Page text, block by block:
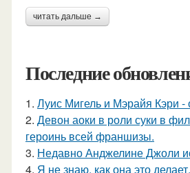
читать дальше →
Последние
1. Луис Мигель и Мэрайя Кэри
2. Девон аоки в роли суки в
героинь всей франшизы.
3. Недавно Анджелине Джоли
4. Я не знаю, как она это